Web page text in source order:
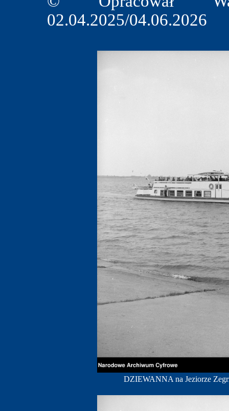
02.04.2025/04.06.2026
DZIEWANNA na Jeziorze